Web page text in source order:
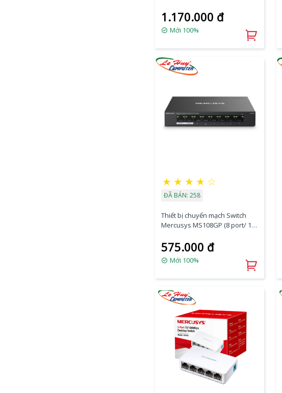
1.170.000 đ
Mới 100%
★ ★ ★ ★ ☆
ĐÃ BÁN: 258
Thiết bị chuyển mạch Switch
Mercusys MS108GP (8 port/ 1
575.000 đ
Mới 100%